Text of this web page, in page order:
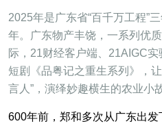
2025年是广东省“百千万工程”
年。广东物产丰饶，一系列优
际，21财经客户端、21AIGC
短剧《品粤记之重生系列》，
言人”，演绎妙趣横生的农业小
600年前，郑和多次从广东出